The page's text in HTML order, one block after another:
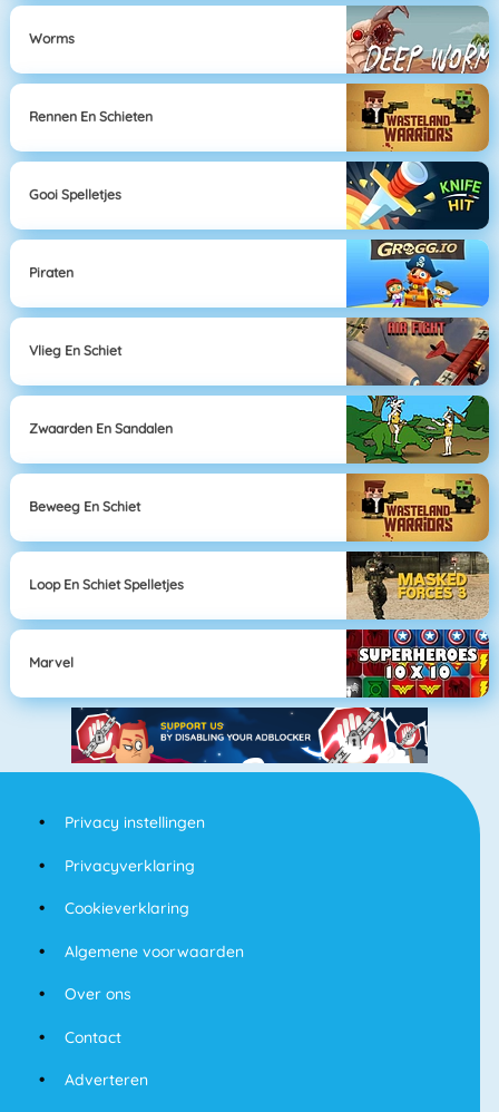
Worms
Rennen En Schieten
Gooi Spelletjes
Piraten
Vlieg En Schiet
Zwaarden En Sandalen
Beweeg En Schiet
Loop En Schiet Spelletjes
Marvel
Privacy instellingen
Privacyverklaring
Cookieverklaring
Algemene voorwaarden
Over ons
Contact
Adverteren